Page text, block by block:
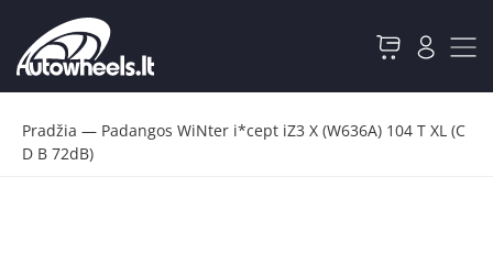
Pradžia — Padangos WiNter i*cept iZ3 X (W636A) 104 T XL (C
D B 72dB)